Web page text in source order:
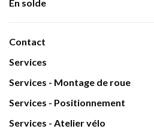
En solde
Contact
Services
Services - Montage de roue
Services - Positionnement
Services - Atelier vélo